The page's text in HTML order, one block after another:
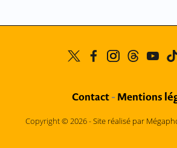
Contact - Mentions
Copyright © 2026 -Site réalisé par